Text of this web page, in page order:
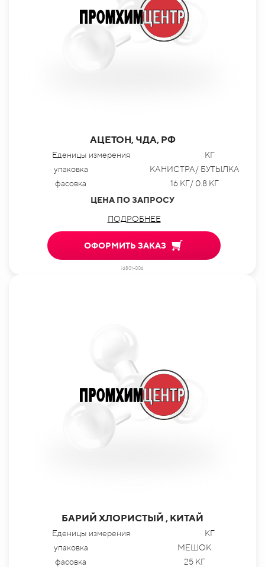
АЦЕТОН, ЧДА, РФ
Еденицы измерения
КГ
упаковка
КАНИСТРА/ БУТЫЛКА
фасовка
16 КГ/ 0.8 КГ
ЦЕНА ПО ЗАПРОСУ
ПОДРОБНЕЕ
ОФОРМИТЬ ЗАКАЗ
id801-006
БАРИЙ ХЛОРИСТЫЙ , КИТАЙ
Еденицы измерения
КГ
упаковка
МЕШОК
фасовка
25 КГ